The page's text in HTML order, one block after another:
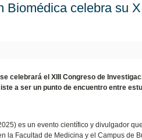
Biomédica celebra su
celebrará el XIII Congreso de
a ser un punto de encuentro entre
es un evento científico y divulgador
la Facultad de Medicina y el Campus de